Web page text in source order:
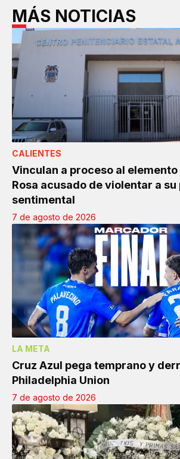
MÁS NOTICIAS
CALIENTES
Vinculan a proceso al elemento
Rosa acusado de violentar a su
sentimental
7 de agosto de 2026
LA META
Cruz Azul pega temprano y
Philadelphia Union
7 de agosto de 2026